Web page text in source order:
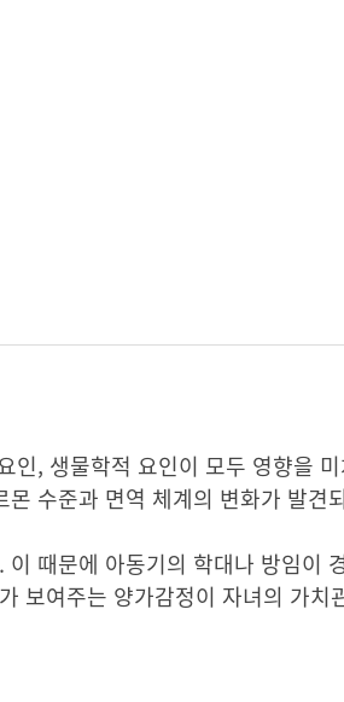
, 생물학적 요인이 모두 영향을
수준과 면역 체계의 변화가 발견
때문에 아동기의 학대나 방임이
보여주는 양가감정이 자녀의 가치